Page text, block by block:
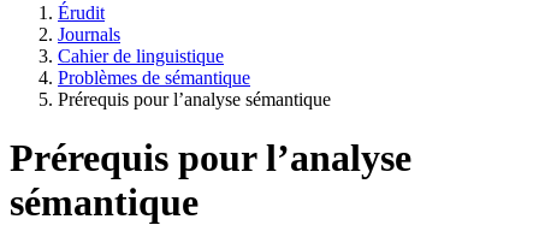
Érudit
Journals
Cahier de linguistique
Problèmes de sémantique
Prérequis pour l’analyse sémantique
Prérequis pour l’analyse
sémantique